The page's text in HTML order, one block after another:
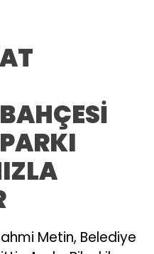
Metin, Belediye